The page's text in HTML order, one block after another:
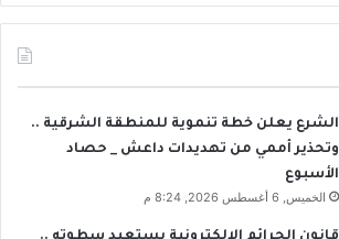
الشرع يعلن خطة تنموية للمنطقة الشرقية ..
وتحذير أممي من تهديدات داعش _ حصاد
الأسبوع
الخميس, 6 أغسطس 2026, 8:24 م